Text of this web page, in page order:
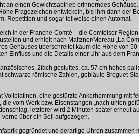
an einen Gewichtsabtrieb erinnerndes
Fragezeichen entwickeln, bis ihm dann der
Repetition und sogar teilweise einen Automat.
in der Franche-Comté – die Comtoiser
und erhielt nach Maitzner/Moreau „La
Gehäuses überschreitet kaum die Höhe von
Einfluss und die Details einer Uhr aus dem
2fach gestuftes, ca. 57 cm hohes
schwarze römische Zahlen, gebläute Breguet-
Vollplatinen, eine gestürzte Ankerhemmung
vom Werk bzw. Eisenstangen „nach unten
letzterer wird 2 Minuten später erneut
über ein Seil aufgezogen.
gegründet und derartige Uhren